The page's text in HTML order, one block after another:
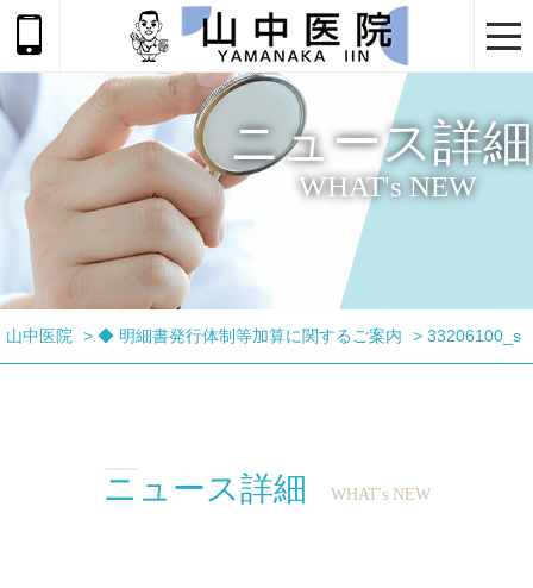
ニュース詳細
WHAT's NEW
山中医院 > ◆ 明細書発行体制等加算に関するご案内 > 33206100_s
ニュース詳細 WHAT's NEW